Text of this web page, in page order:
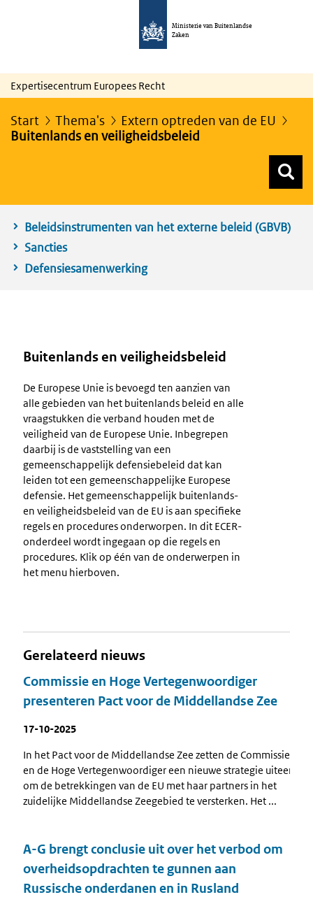
Ministerie van Buitenlandse
Zaken
Expertisecentrum Europees Recht
Start Thema's
Extern optreden van de EU
Buitenlands en veiligheidsbeleid
Beleidsinstrumenten van het externe beleid (GBVB)
Sancties
Defensiesamenwerking
Buitenlands en veiligheidsbeleid
De Europese Unie is bevoegd ten aanzien van
alle gebieden van het buitenlands beleid en alle
vraagstukken die verband houden met de
veiligheid van de Europese Unie. Inbegrepen
daarbij is de vaststelling van een
gemeenschappelijk defensiebeleid dat kan
leiden tot een gemeenschappelijke Europese
defensie. Het gemeenschappelijk buitenlands-
en veiligheidsbeleid van de EU is aan specifieke
regels en procedures onderworpen. In dit ECER-
onderdeel wordt ingegaan op die regels en
procedures. Klik op één van de onderwerpen in
het menu hierboven.
Gerelateerd nieuws
Commissie en Hoge Vertegenwoordiger
presenteren Pact voor de Middellandse Zee
17-10-2025
In het Pact voor de Middellandse Zee zetten de Commissie
en de Hoge Vertegenwoordiger een nieuwe strategie uiteen
om de betrekkingen van de EU met haar partners in het
zuidelijke Middellandse Zeegebied te versterken. Het ...
A-G brengt conclusie uit over het verbod om
overheidsopdrachten te gunnen aan
Russische onderdanen en in Rusland